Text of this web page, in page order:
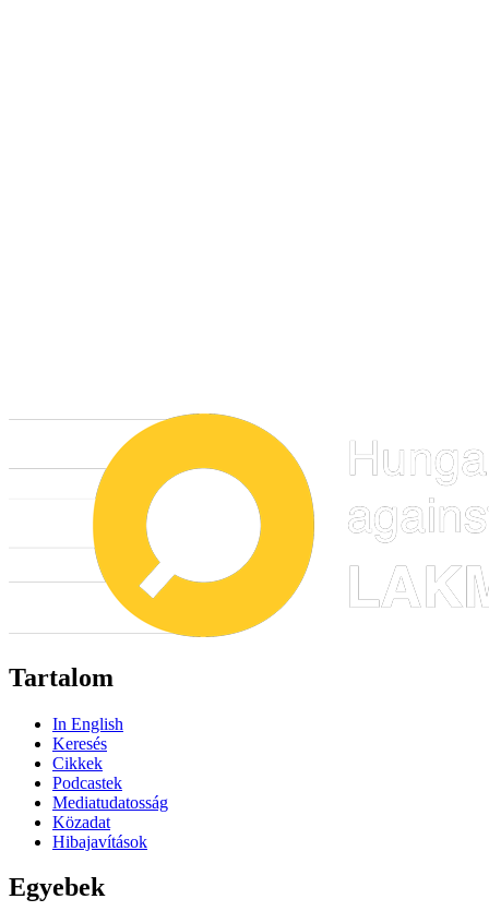
Tartalom
In English
Keresés
Cikkek
Podcastek
Mediatudatosság
Közadat
Hibajavítások
Egyebek